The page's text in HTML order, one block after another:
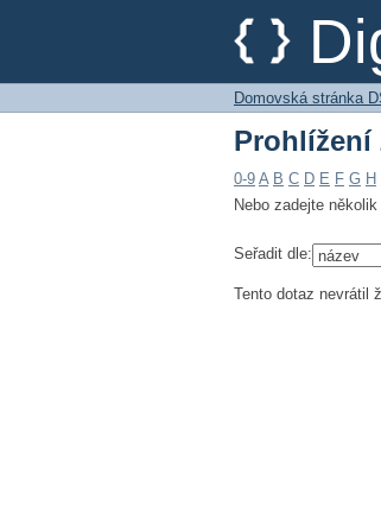
Prohlížení
Domovská stránka
Prohlížení
0-9 A B C D E F G H
Nebo zadejte
Seřadit dle:
Tento dotaz nevrátil